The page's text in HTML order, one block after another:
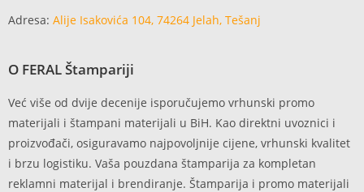
Adresa: Alije Isakovića 104, 74264 Jelah, Tešanj
O FERAL Štampariji
Već više od dvije decenije isporučujemo vrhunski promo
materijali i štampani materijali u BiH. Kao direktni uvoznici i
proizvođači, osiguravamo najpovoljnije cijene, vrhunski kvalitet
i brzu logistiku. Vaša pouzdana štamparija za kompletan
reklamni materijal i brendiranje. Štamparija i promo materijali